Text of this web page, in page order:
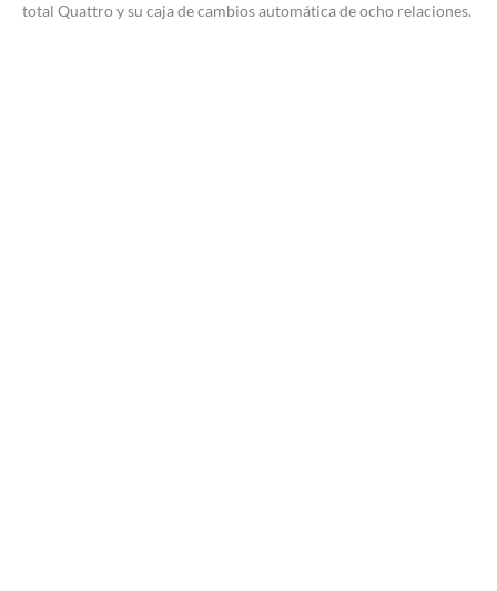
total Quattro y su caja de cambios automática de ocho relaciones.